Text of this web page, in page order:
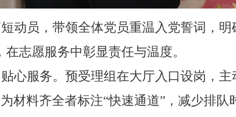
动员，带领全体党员重温入党誓词，
志愿服务中彰显责任与温度。
心服务。 预受理组在大厅入口设岗，
材料齐全者标注“快速通道”，减少排